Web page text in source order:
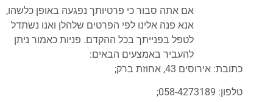
אם אתה סבור כי פרטיותך נפגעה באופן כלשהו,
אנא פנה אלינו לפי הפרטים שלהלן ואנו נשתדל
לטפל בפנייתך בכל ההקדם. פניות כאמור ניתן
להעביר באמצעים הבאים:
כתובת: אירוסים 43, אחוזת ברק;
טלפון: 058-4273189;